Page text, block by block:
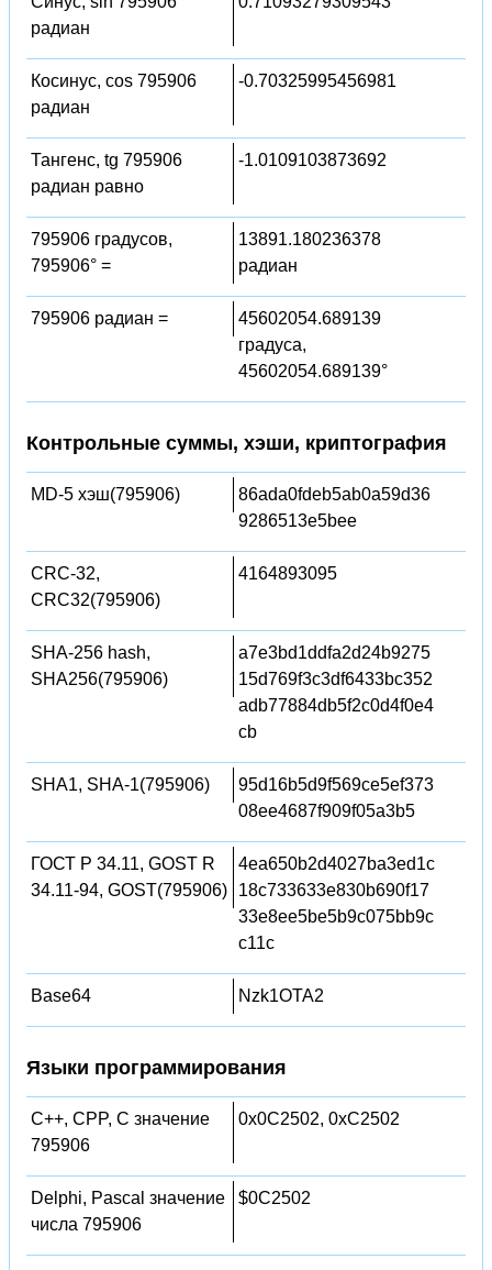
радиан
Косинус, cos 795906
радиан
-0.70325995456981
Тангенс, tg 795906
радиан равно
-1.0109103873692
795906 градусов,
795906° =
13891.180236378
радиан
795906 радиан =
45602054.689139
градуса,
45602054.689139°
Контрольные суммы, хэши, криптография
MD-5 хэш(795906)
86ada0fdeb5ab0a59d36
9286513e5bee
CRC-32,
CRC32(795906)
4164893095
SHA-256 hash,
SHA256(795906)
a7e3bd1ddfa2d24b9275
15d769f3c3df6433bc352
adb77884db5f2c0d4f0e4
cb
SHA1, SHA-1(795906)
95d16b5d9f569ce5ef373
08ee4687f909f05a3b5
ГОСТ Р 34.11, GOST R
34.11-94, GOST(795906)
4ea650b2d4027ba3ed1c
18c733633e830b690f17
33e8ee5be5b9c075bb9c
c11c
Base64 Nzk1OTA2
Языки программирования
C++, CPP, C значение
795906
0x0C2502, 0xC2502
Delphi, Pascal значение
числа 795906
$0C2502